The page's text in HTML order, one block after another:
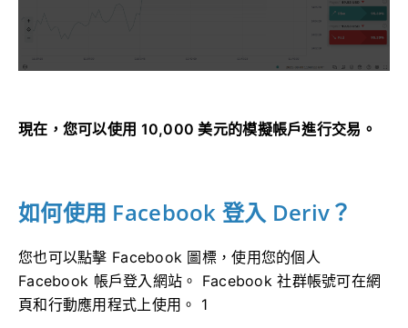
現在，您可以使用 10,000 美元的模擬帳戶進行交易。
如何使用 Facebook 登入 Deriv？
您也可以點擊 Facebook 圖標，使用您的個人
Facebook 帳戶登入網站。 Facebook 社群帳號可在網
頁和行動應用程式上使用。 1